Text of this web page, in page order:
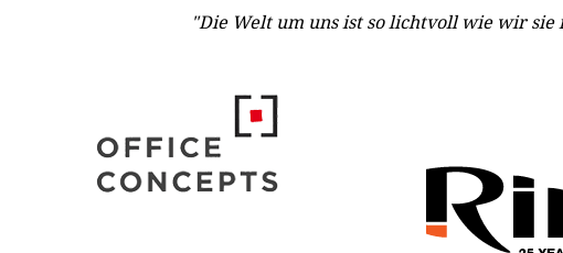
"Die Welt um uns ist so lichtvoll wie wir sie